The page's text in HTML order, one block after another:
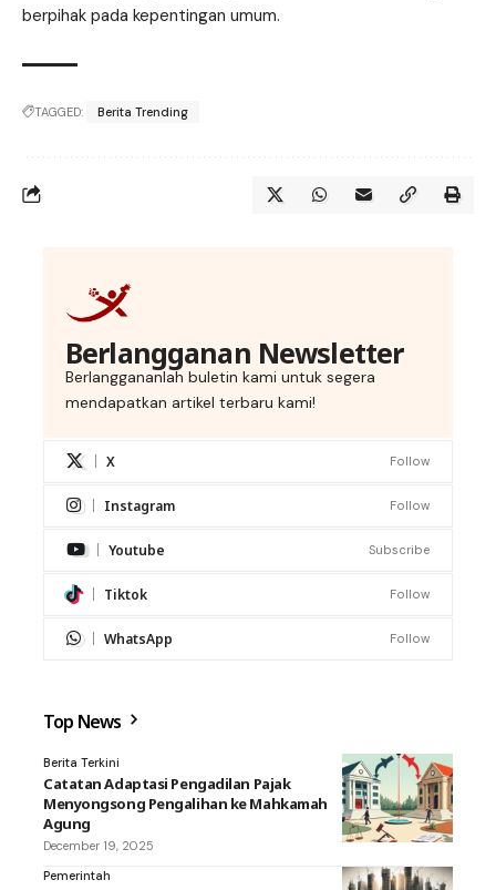
berpihak pada kepentingan umum.
TAGGED: Berita Trending
Berlangganan Newsletter
Berlanggananlah buletin kami untuk segera
mendapatkan artikel terbaru kami!
X Follow
Instagram Follow
Youtube Subscribe
Tiktok Follow
WhatsApp Follow
Top News
Berita Terkini
Catatan Adaptasi Pengadilan Pajak
Menyongsong Pengalihan ke Mahkamah
Agung
December 19, 2025
Pemerintah